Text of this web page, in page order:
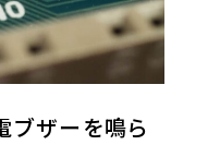
ザーを鳴ら